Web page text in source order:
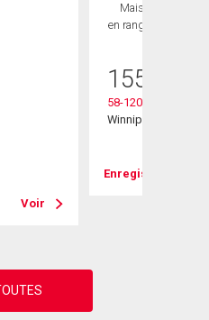
Voir
Maison
en rangée
155 800
58-120 Niakwa Rd
Winnipeg, MB
Enregistrer